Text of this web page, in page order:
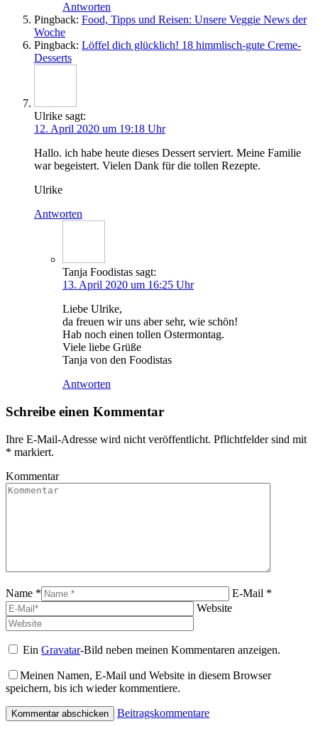
Antworten
Pingback: Food, Tipps und Reisen: Unsere Veggie News der
Woche
Pingback: Löffel dich glücklich! 18 himmlisch-gute Creme-
Desserts
Ulrike sagt:
12. April 2020 um 19:18 Uhr
Hal­lo. ich habe heu­te die­ses Des­sert ser­viert. Mei­ne Fami­lie
war begeis­tert. Vie­len Dank für die tol­len Rezepte.
Ulri­ke
Antworten
Tanja Foodistas sagt:
13. April 2020 um 16:25 Uhr
Lie­be Ulrike,
da freu­en wir uns aber sehr, wie schön!
Hab noch einen tol­len Ostermontag.
Vie­le lie­be Grüße
Tan­ja von den Foodistas
Antworten
Schreibe einen Kommentar
Ihre E-Mail-Adresse wird nicht veröffentlicht. Pflichtfelder sind mit
* markiert.
Kommentar
Name *
E-Mail *
Website
EinGravatar-Bild neben meinen Kommentaren anzeigen.
Meinen Namen, E-Mail und Website in diesem Browser
speichern, bis ich wieder kommentiere.
Beitragskommentare